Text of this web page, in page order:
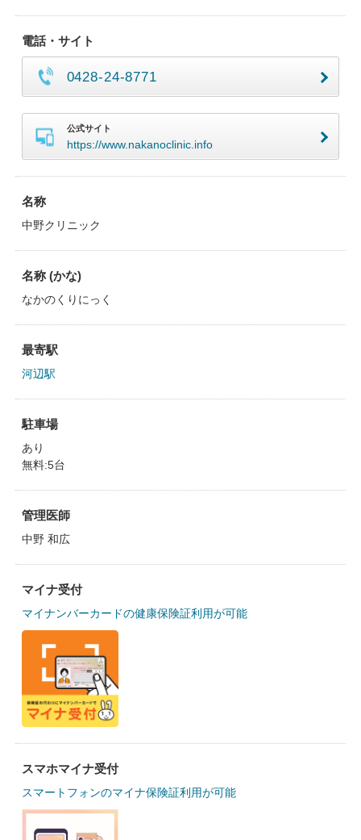
電話・サイト
0428-24-8771
公式サイト
https://www.nakanoclinic.info
名称
中野クリニック
名称 (かな)
なかのくりにっく
最寄駅
河辺駅
駐車場
あり
無料:5台
管理医師
中野 和広
マイナ受付
マイナンバーカードの健康保険証利用が可能
スマホマイナ受付
スマートフォンのマイナ保険証利用が可能